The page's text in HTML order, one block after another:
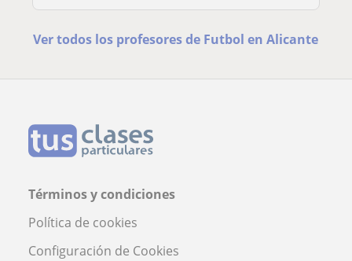
Ver todos los profesores de Futbol en Alicante
Términos y condiciones
Política de cookies
Configuración de Cookies